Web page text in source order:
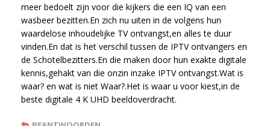
meer bedoelt zijn voor die kijkers die een IQ van een
wasbeer bezitten.En zich nu uiten in de volgens hun
waardelose inhoudelijke TV ontvangst,en alles te duur
vinden.En dat is het verschil tussen de IPTV ontvangers en
de Schotelbezitters.En die maken door hun exakte digitale
kennis,gehakt van die onzin inzake IPTV ontvangst.Wat is
waar? en wat is niet Waar?.Het is waar u voor kiest,in de
beste digitale 4 K UHD beeldoverdracht.